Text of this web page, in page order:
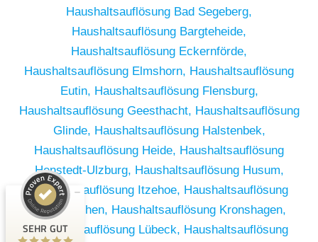
Haushaltsauflösung Bad Segeberg,
Haushaltsauflösung Bargteheide,
Haushaltsauflösung Eckernförde,
Haushaltsauflösung Elmshorn, Haushaltsauflösung
Eutin, Haushaltsauflösung Flensburg,
Haushaltsauflösung Geesthacht, Haushaltsauflösung
Glinde, Haushaltsauflösung Halstenbek,
Haushaltsauflösung Heide, Haushaltsauflösung
Henstedt-Ulzburg, Haushaltsauflösung Husum,
Haushaltsauflösung Itzehoe, Haushaltsauflösung
Kaltenkirchen, Haushaltsauflösung Kronshagen,
Haushaltsauflösung Lübeck, Haushaltsauflösung
SEHR GUT
Kundenbewertungen und Erfahrungen zu
RümpelButler
SEHR GUT
5,00 / 5,00
2
Bewertungen von 1
anderen Quelle